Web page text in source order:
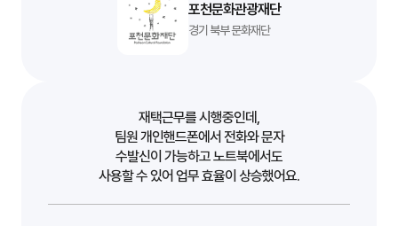
포천문화관광재단
경기 북부 문화재단
재택근무를 시행중인데,
팀원 개인핸드폰에서 전화와 문자
수발신이 가능하고 노트북에서도
사용할 수 있어 업무 효율이 상승했어요.